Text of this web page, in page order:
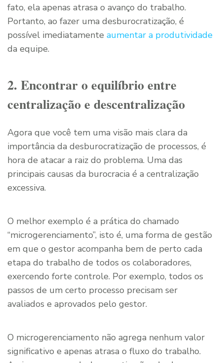
fato, ela apenas atrasa o avanço do trabalho.
Portanto, ao fazer uma desburocratização, é
possível imediatamente aumentar a produtividade
da equipe.
2. Encontrar o equilíbrio entre
centralização e descentralização
Agora que você tem uma visão mais clara da
importância da desburocratização de processos, é
hora de atacar a raiz do problema. Uma das
principais causas da burocracia é a centralização
excessiva.
O melhor exemplo é a prática do chamado
“microgerenciamento”, isto é, uma forma de gestão
em que o gestor acompanha bem de perto cada
etapa do trabalho de todos os colaboradores,
exercendo forte controle. Por exemplo, todos os
passos de um certo processo precisam ser
avaliados e aprovados pelo gestor.
O microgerenciamento não agrega nenhum valor
significativo e apenas atrasa o fluxo do trabalho.